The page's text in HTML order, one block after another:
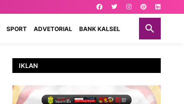
SPORT ADVETORIAL BANK KALSEL
IKLAN